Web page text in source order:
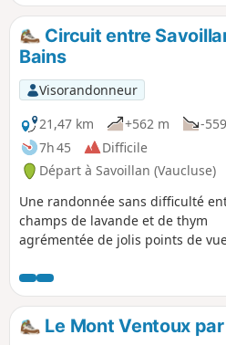
Forestière du Mouflon. Un
les pins chemine jusqu'à la crête
permettra de dominer la vallée du
Toulourenc.
Circuit entre
Bains
Visorandonneur
21,47 km
+562 m
-
7h 45
Difficile
Départ à Savoillan (Vaucluse)
Une randonnée sans difficulté
champs de lavande et de thym
agrémentée de jolis points de
Le Mont Ventoux